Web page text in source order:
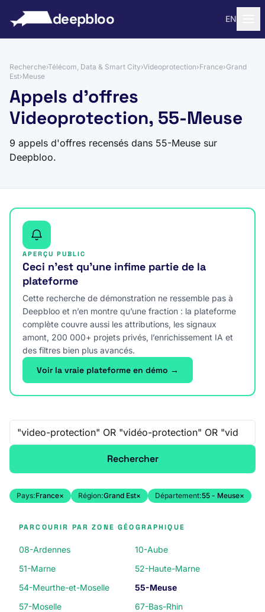
deepbloo EN
Recherche›Télécom, Data & Smart City›Videoprotection›France›Grand
Est›Meuse
Appels d'offres
Videoprotection, 55-Meuse
9 appels d'offres recensés dans 55-Meuse sur
Deepbloo.
APERÇU PUBLIC
Ceci n’est qu’une infime partie de la
plateforme
Cette recherche de démonstration ne ressemble pas à
Deepbloo et n’en montre qu’une fraction : la plateforme
complète couvre aussi les attributions, les signaux
amont, 200 000+ projets privés, l’enrichissement IA et
des filtres bien plus avancés.
Voir la vraie plateforme en démo →
Recherche libre
Rechercher
Pays:France× Région:Grand Est× Département:55 - Meuse×
PARCOURIR PAR ZONE GÉOGRAPHIQUE
08-Ardennes
10-Aube
51-Marne
52-Haute-Marne
54-Meurthe-et-Moselle
55-Meuse
57-Moselle
67-Bas-Rhin